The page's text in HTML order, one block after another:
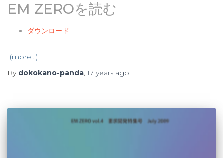
EM ZEROを読む
ダウンロード
(more…)
By dokokano-panda,17 years ago